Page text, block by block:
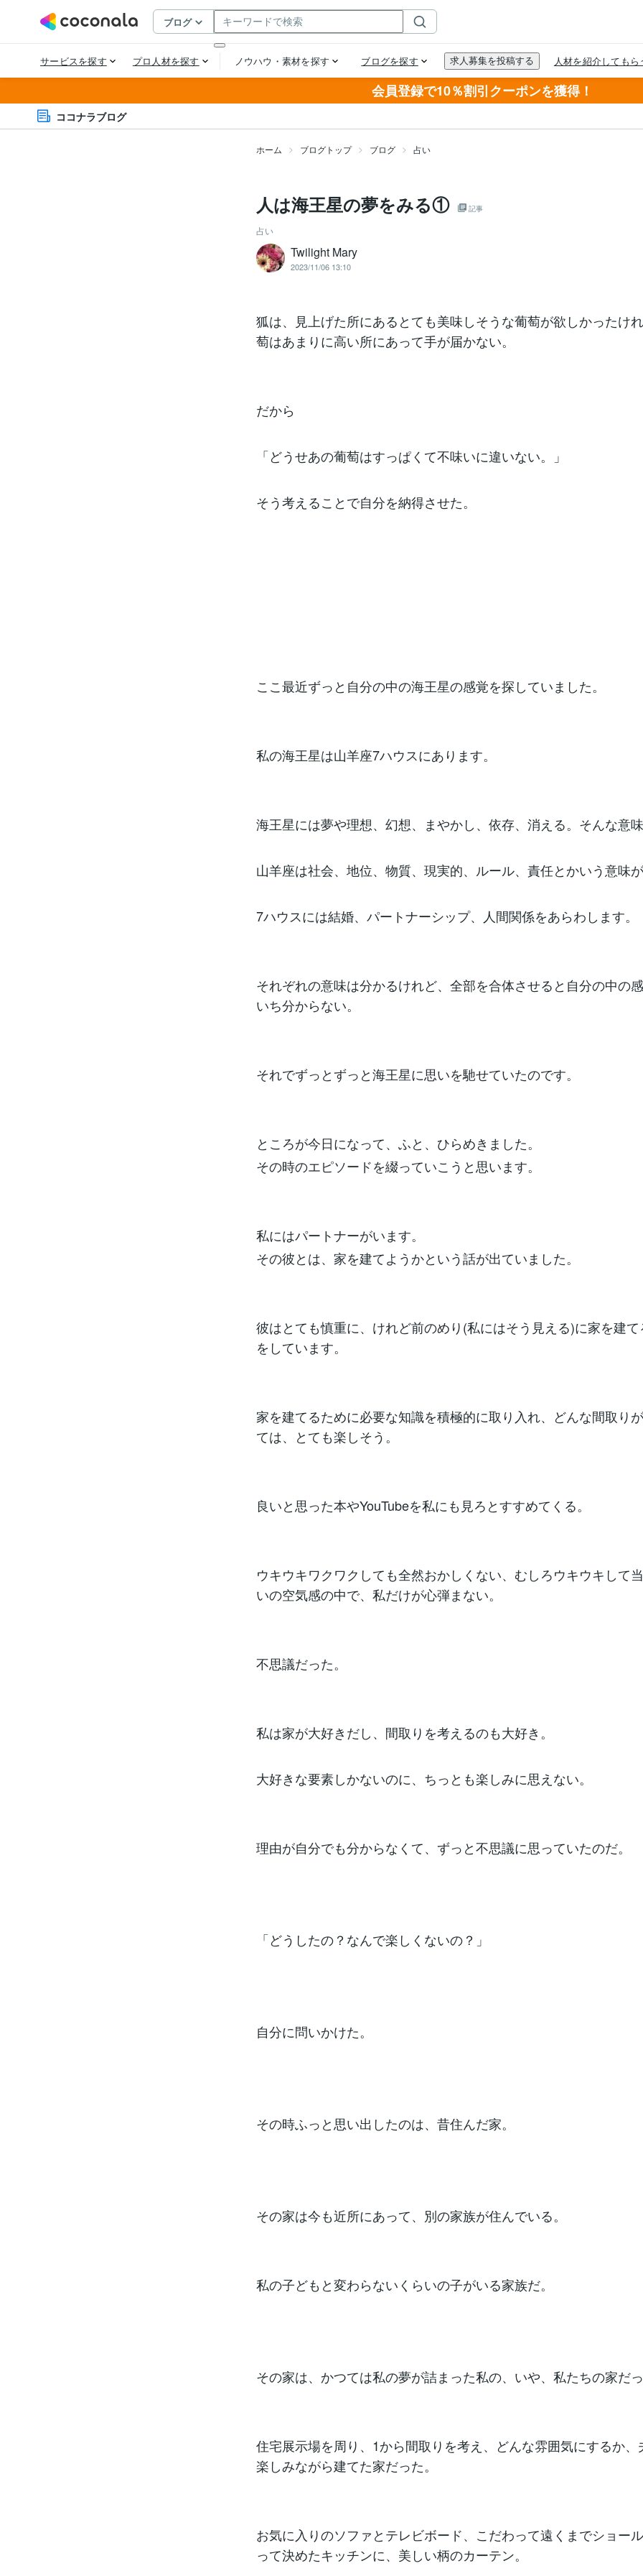
会員登録で10％割引クーポンを獲得！
ココナラブログ
ホーム ブログトップ ブログ 占い
人は海王星の夢をみる① 記事
占い
Twilight Mary
2023/11/06 13:10
狐は、見上げた所にあるとても美味しそうな葡萄が欲しかったけ
萄はあまりに高い所にあって手が届かない。
だから
「どうせあの葡萄はすっぱくて不味いに違いない。」
そう考えることで自分を納得させた。
ここ最近ずっと自分の中の海王星の感覚を探していました。
私の海王星は山羊座7ハウスにあります。
海王星には夢や理想、幻想、まやかし、依存、消える。そんな意味
山羊座は社会、地位、物質、現実的、ルール、責任とかいう意味が
7ハウスには結婚、パートナーシップ、人間関係をあらわします。
それぞれの意味は分かるけれど、全部を合体させると自分の中の
いち分からない。
それでずっとずっと海王星に思いを馳せていたのです。
ところが今日になって、ふと、ひらめきました。
その時のエピソードを綴っていこうと思います。
私にはパートナーがいます。
その彼とは、家を建てようかという話が出ていました。
彼はとても慎重に、けれど前のめり(私にはそう見える)に家を建て
をしています。
家を建てるために必要な知識を積極的に取り入れ、どんな間取り
ては、とても楽しそう。
良いと思った本やYouTubeを私にも見ろとすすめてくる。
ウキウキワクワクしても全然おかしくない、むしろウキウキして
いの空気感の中で、私だけが心弾まない。
不思議だった。
私は家が大好きだし、間取りを考えるのも大好き。
大好きな要素しかないのに、ちっとも楽しみに思えない。
理由が自分でも分からなくて、ずっと不思議に思っていたのだ。
「どうしたの？なんで楽しくないの？」
自分に問いかけた。
その時ふっと思い出したのは、昔住んだ家。
その家は今も近所にあって、別の家族が住んでいる。
私の子どもと変わらないくらいの子がいる家族だ。
その家は、かつては私の夢が詰まった私の、いや、私たちの家だっ
住宅展示場を周り、1から間取りを考え、どんな雰囲気にするか、
楽しみながら建てた家だった。
お気に入りのソファとテレビボード、こだわって遠くまでショー
って決めたキッチンに、美しい柄のカーテン。